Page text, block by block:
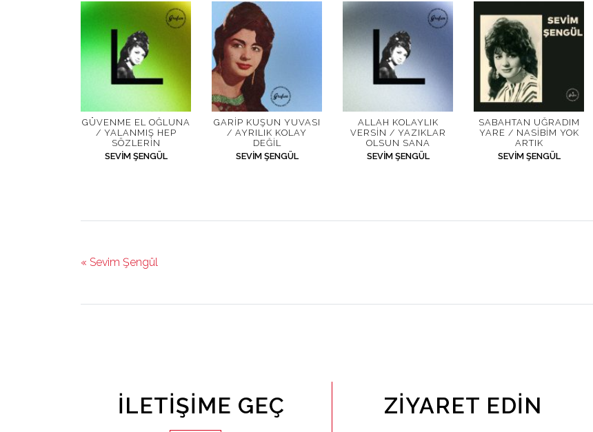
GÜVENME EL OĞLUNA
/ YALANMIŞ HEP
SÖZLERIN
SEVIM ŞENGÜL
GARIP KUŞUN YUVASI
/ AYRILIK KOLAY
DEĞIL
SEVIM ŞENGÜL
ALLAH KOLAYLIK
VERSIN / YAZIKLAR
OLSUN SANA
SEVIM ŞENGÜL
SABAHTAN UĞRADIM
YARE / NASIBIM YOK
ARTIK
SEVIM ŞENGÜL
« Sevim Şengül
İLETIŞIME GEÇ ZIYARET EDIN